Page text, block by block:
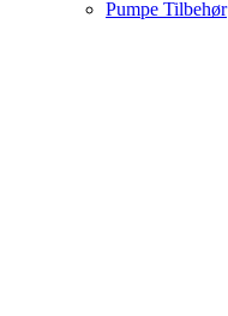
Pumpe Tilbehør